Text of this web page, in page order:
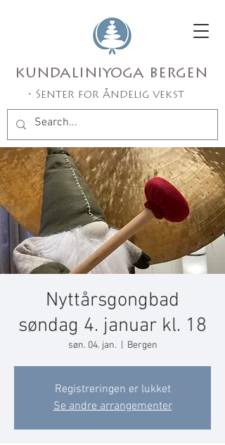
• Senter for åndelig vekst
kundaliniyoga bergen
Nyttårsgongbad
søndag 4. januar kl. 18
søn. 04. jan. Bergen
Registreringen er lukket
Se andre arrangementer